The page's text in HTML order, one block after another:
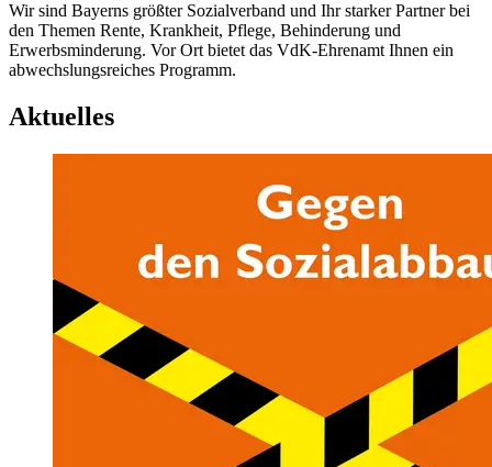
Wir sind Bayerns größter Sozialverband und Ihr starker Partner bei
den Themen Rente, Krankheit, Pflege, Behinderung und
Erwerbsminderung. Vor Ort bietet das VdK-Ehrenamt Ihnen ein
abwechslungsreiches Programm.
Aktuelles